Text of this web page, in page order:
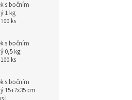
s bočním
1 kg
ks
s bočním
0,5 kg
ks
s bočním
15+7x35 cm